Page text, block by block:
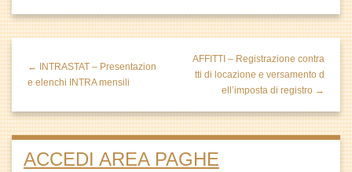
← INTRASTAT – Presentazion
e elenchi INTRA mensili
AFFITTI – Registrazione contra
tti di locazione e versamento d
ell’imposta di registro →
ACCEDI AREA PAGHE